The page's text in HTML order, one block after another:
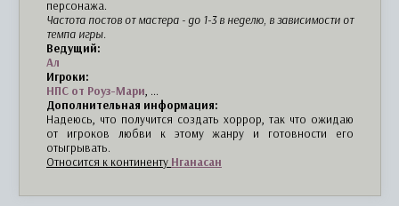
персонажа.
Частота постов от мастера - до 1-3 в неделю, в зависимости от
темпа игры.
Ведущий:
Ал
Игроки:
НПС от Роуз-Мари , ...
Дополнительная информация:
Надеюсь, что получится создать хоррор, так что ожидаю
от игроков любви к этому жанру и готовности его
отыгрывать.
Относится к континенту Нганасан